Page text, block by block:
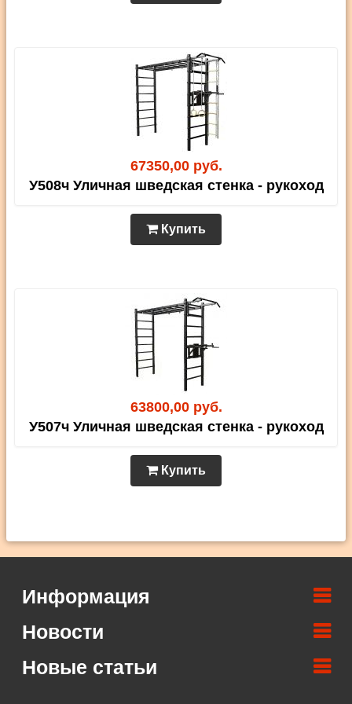
67350,00 руб.
У508ч Уличная шведская стенка - рукоход
Купить
63800,00 руб.
У507ч Уличная шведская стенка - рукоход
Купить
Информация
Новости
Новые статьи